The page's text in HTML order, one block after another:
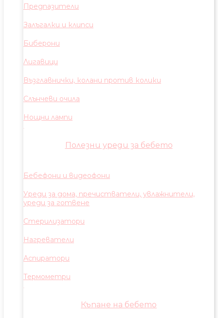
Предпазители
Залъгалки и клипси
Биберони
Лигавици
Възглавнички, колани против колики
Слънчеви очила
Нощни лампи
Полезни уреди за бебето
Бебефони и видеофони
Уреди за дома, пречистватели, увлажнители,
уреди за готвене
Стерилизатори
Нагреватели
Аспиратори
Термометри
Къпане на бебето